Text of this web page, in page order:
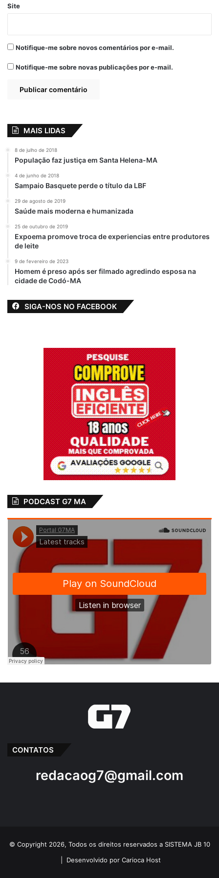
agressões. Após conseguir escapar, buscou
Para a Polícia Civil, não há dúvida quanto à
gravidade do caso.
“É tortura. É tortura e uma lesão corporal
A repercussão ganhou força após o
vazamento dos áudios, que teriam sido
compartilhados por alguém do próprio
grupo, inconformado com a brutalidade
narrada.
O caso segue em investigação, mas já
levanta questionamentos duros sobre
violência, abuso de poder e,
principalmente, sobre a possível conivência
de agentes públicos diante de um crime tão
grave.
View this post on Instagram
Carolina Sthela Confissão
destaque Empregada Doméstica
Investigação Paço do Lumiar-MA
Site
Notifique-me sobre novos comentários por e-mail.
Notifique-me sobre novas publicações por e-mail.
MAIS LIDAS
8 de julho de 2018
População faz justiça em Santa Helena-MA
4 de junho de 2018
Sampaio Basquete perde o título da LBF
29 de agosto de 2019
Saúde mais moderna e humanizada
25 de outubro de 2019
Expoema promove troca de experiencias entre produtores
de leite
9 de fevereiro de 2023
Homem é preso após ser filmado agredindo esposa na
cidade de Codó-MA
SIGA-NOS NO FACEBOOK
PODCAST G7 MA
CONTATOS
redacaog7@gmail.com
© Copyright 2026, Todos os direitos reservados a SISTEMA JB 10
Desenvolvido por Carioca Host